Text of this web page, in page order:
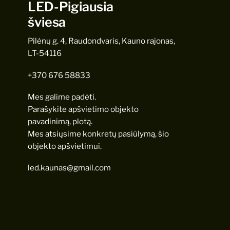
LED-Pigiausia
šviesa
Pilėnų g. 4, Raudondvaris, Kauno rajonas,
LT-54116
+370 676 58833
Mes galime padėti.
Parašykite apšvietimo objekto
pavadinimą, plotą.
Mes atsiųsime konkretų pasiūlymą, šio
objekto apšvietimui.
led.kaunas@gmail.com